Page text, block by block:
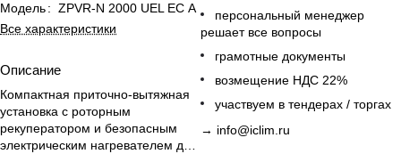
Модель: ZPVR-N 2000 UEL ЕС A
Все характеристики
Описание
Компактная приточно-вытяжная
установка с роторным
рекуператором и безопасным
электрическим нагревателем для
персональный менеджер
решает все вопросы
грамотные документы
возмещение НДС 22%
участвуем в тендерах / торгах
→ info@iclim.ru